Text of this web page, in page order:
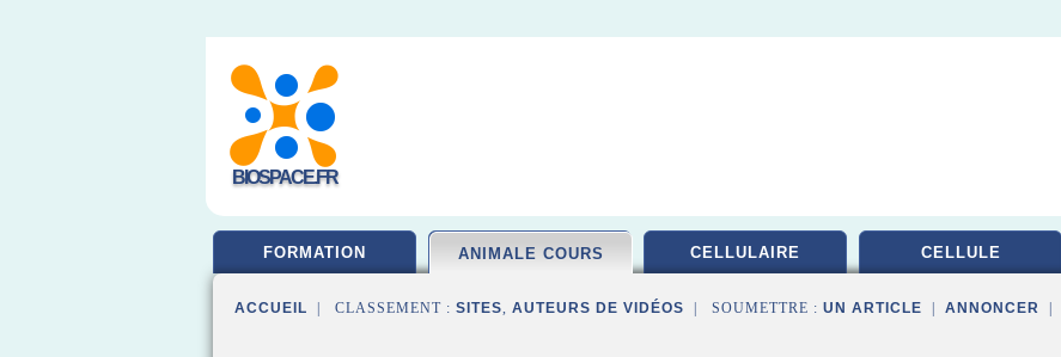
BIOSPACE.FR
FORMATION ANIMALE COURS CELLULAIRE CELLULE
ACCUEIL | CLASSEMENT : SITES, AUTEURS DE VIDÉOS | SOUMETTRE : UN ARTICLE ANNONCER